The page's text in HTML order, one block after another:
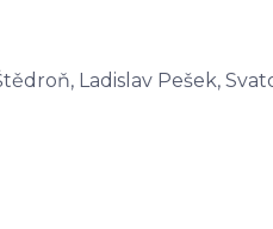
Ladislav Pešek,